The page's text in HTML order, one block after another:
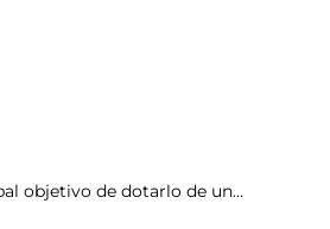
objetivo de dotarlo de un…